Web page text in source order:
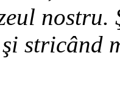
nostru.
stricând